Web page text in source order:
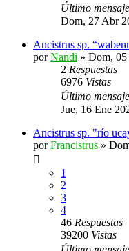
Último mensaje
Dom, 27 Abr
Ancistrus sp.
porNandi » Dom, 05
2 Respuestas
6976 Vistas
Último mensaje
Jue, 16 Ene
Ancistrus sp. "río
porFrancistrus »
1
2
3
4
46 Respuestas
39200 Vistas